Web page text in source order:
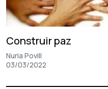
Construir paz
Nuria Povill
03/03/2022